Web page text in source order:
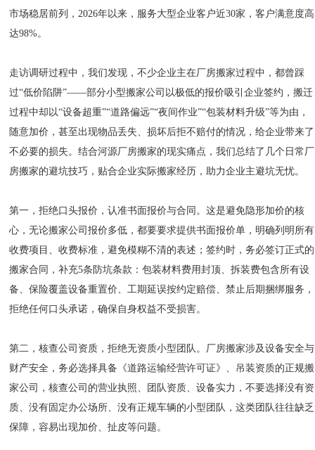
市场稳居前列，2026年以来，服务大型企业客户近30家，客户满意度高
达98%。
走访调研过程中，我们发现，不少企业主在厂房搬家过程中，都曾踩
过“低价陷阱”——部分小型搬家公司以极低的报价吸引企业签约，搬迁
过程中却以“设备超重”“道路偏远”“夜间作业”“包装材料升级”等为由，
随意加价，甚至出现物品丢失、损坏后拒不赔付的情况，给企业带来了
不必要的损失。结合河源厂房搬家的现实痛点，我们总结了几个日常厂
房搬家的避坑技巧，贴合企业实际搬家经历，助力企业主避坑无忧。
第一，拒绝口头报价，认准书面报价与合同。这是避免隐形加价的核
心，无论搬家公司报价多低，都要要求提供书面报价单，明确列明所有
收费项目、收费标准，避免模糊不清的表述；签约时，务必签订正式的
搬家合同，补充5条防坑条款：包装材料费用封顶、拆装费包含所有设
备、保险覆盖设备重置价、工期延误按约定赔偿、禁止后期捆绑服务，
拒绝任何口头承诺，确保自身权益不受损害。
第二，核查公司资质，拒绝无资质小型团队。厂房搬家涉及设备安全与
财产安全，务必选择具备《道路运输经营许可证》、吊装资质的正规搬
家公司，核查公司的营业执照、团队资质、设备实力，不要选择没有资
质、没有固定办公场所、没有正规车辆的小型团队，这类团队往往缺乏
保障，容易出现加价、扯皮等问题。